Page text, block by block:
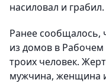
насиловал и грабил.
Ранее сообщалось,
из домов в Рабочем
троих человек.
мужчина, женщина